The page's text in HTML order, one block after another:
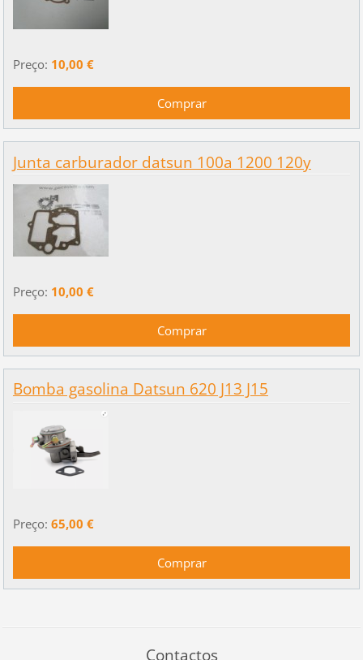
Preço: 10,00 €
Junta carburador datsun 100a 1200 120y
Preço: 10,00 €
Bomba gasolina Datsun 620 J13 J15
Preço: 65,00 €
Contactos